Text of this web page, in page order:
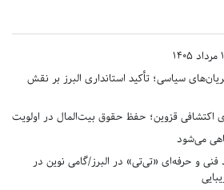
سیاسی؛ تأکید استانداری البرز بر نقش
قزوین؛ حفظ حقوق بیت‌المال در اولویت
می‌شود
فنی و حرفه‌ای «تی‌تی» در البرز/گامی نوین در